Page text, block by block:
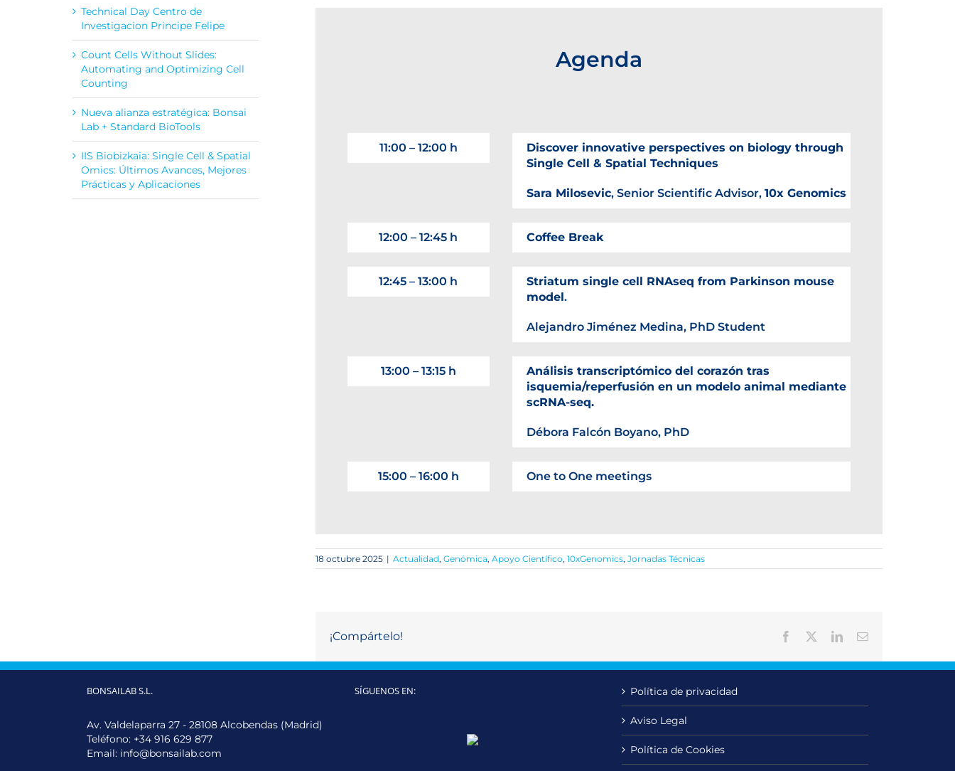
Agenda
11:00 – 12:00 h
Discover innovative perspectives on biology through
Single Cell & Spatial Techniques
Sara Milosevic, Senior Scientific Advisor, 10x Genomics
12:00 – 12:45 h Coffee Break
12:45 – 13:00 h
Striatum single cell RNAseq from Parkinson mouse
model.
Alejandro Jiménez Medina, PhD Student
13:00 – 13:15 h
Análisis transcriptómico del corazón tras
isquemia/reperfusión en un modelo animal mediante
scRNA-seq.
Débora Falcón Boyano, PhD
15:00 – 16:00 h One to One meetings
18 octubre 2025 | Actualidad,Genómica,Apoyo Científico,10xGenomics,Jornadas Técnicas
¡Compártelo! Facebook LinkedInCorreo
Technical Day Centro de
Investigacion Principe Felipe
Count Cells Without Slides:
Automating and Optimizing Cell
Counting
Nueva alianza estratégica: Bonsai
Lab + Standard BioTools
IIS Biobizkaia: Single Cell & Spatial
Omics: Últimos Avances, Mejores
Prácticas y Aplicaciones
BONSAILAB S.L.
Av. Valdelaparra 27 - 28108 Alcobendas (Madrid)
Teléfono: +34 916 629 877
Email: info@bonsailab.com
SÍGUENOS EN:
LinkedInYouTube
Política de privacidad
Aviso Legal
Política de Cookies